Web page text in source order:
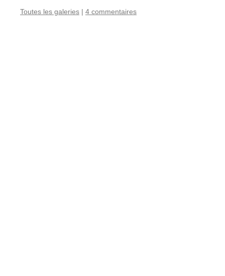
Toutes les galeries | 4 commentaires